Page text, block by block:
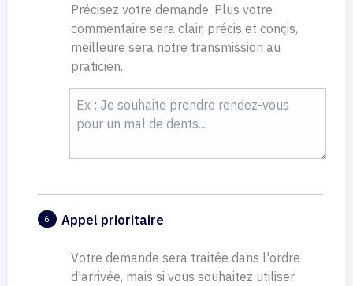
Précisez votre demande. Plus votre
commentaire sera clair, précis et conçis,
meilleure sera notre transmission au
praticien.
6 Appel prioritaire
Votre demande sera traitée dans l'ordre
d'arrivée, mais si vous souhaitez utiliser